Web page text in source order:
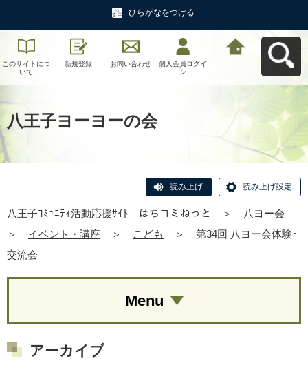
ひらがなをつける
このサイトにつ
いて
新規登録 お問い合わせ
個人会員ログイ
ン
八王子ヨーヨーの会
読み上げ 読み上げ設定
八王子ｺﾐｭﾆﾃｨ活動応援ｻｲﾄ はちコミねっと ＞
八ヨー会
＞
イベント・講座 ＞ こども ＞
第34回 八ヨー会体験･
交流会
Menu
アーカイブ